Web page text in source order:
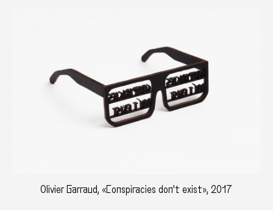
Olivier Garraud, «Conspiracies don't exist», 2017